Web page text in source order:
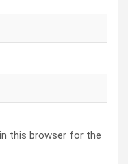
this browser for the